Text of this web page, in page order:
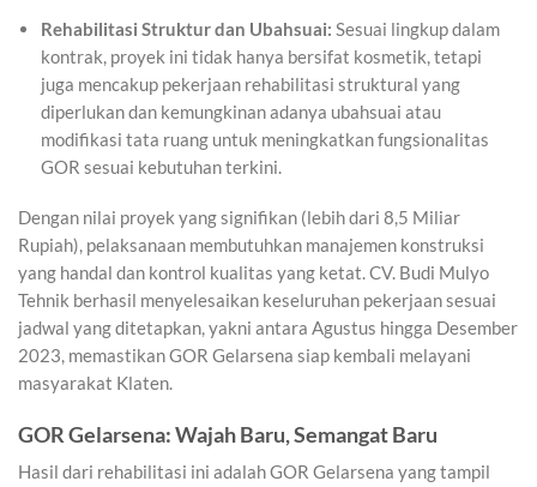
Rehabilitasi Struktur dan Ubahsuai: Sesuai lingkup dalam
kontrak, proyek ini tidak hanya bersifat kosmetik, tetapi
juga mencakup pekerjaan rehabilitasi struktural yang
diperlukan dan kemungkinan adanya ubahsuai atau
modifikasi tata ruang untuk meningkatkan fungsionalitas
GOR sesuai kebutuhan terkini.
Dengan nilai proyek yang signifikan (lebih dari 8,5 Miliar
Rupiah), pelaksanaan membutuhkan manajemen konstruksi
yang handal dan kontrol kualitas yang ketat. CV. Budi Mulyo
Tehnik berhasil menyelesaikan keseluruhan pekerjaan sesuai
jadwal yang ditetapkan, yakni antara Agustus hingga Desember
2023, memastikan GOR Gelarsena siap kembali melayani
masyarakat Klaten.
GOR Gelarsena: Wajah Baru, Semangat Baru
Hasil dari rehabilitasi ini adalah GOR Gelarsena yang tampil